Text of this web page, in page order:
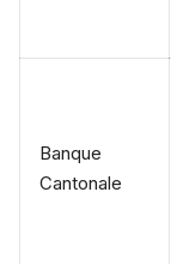
Banque
Cantonale